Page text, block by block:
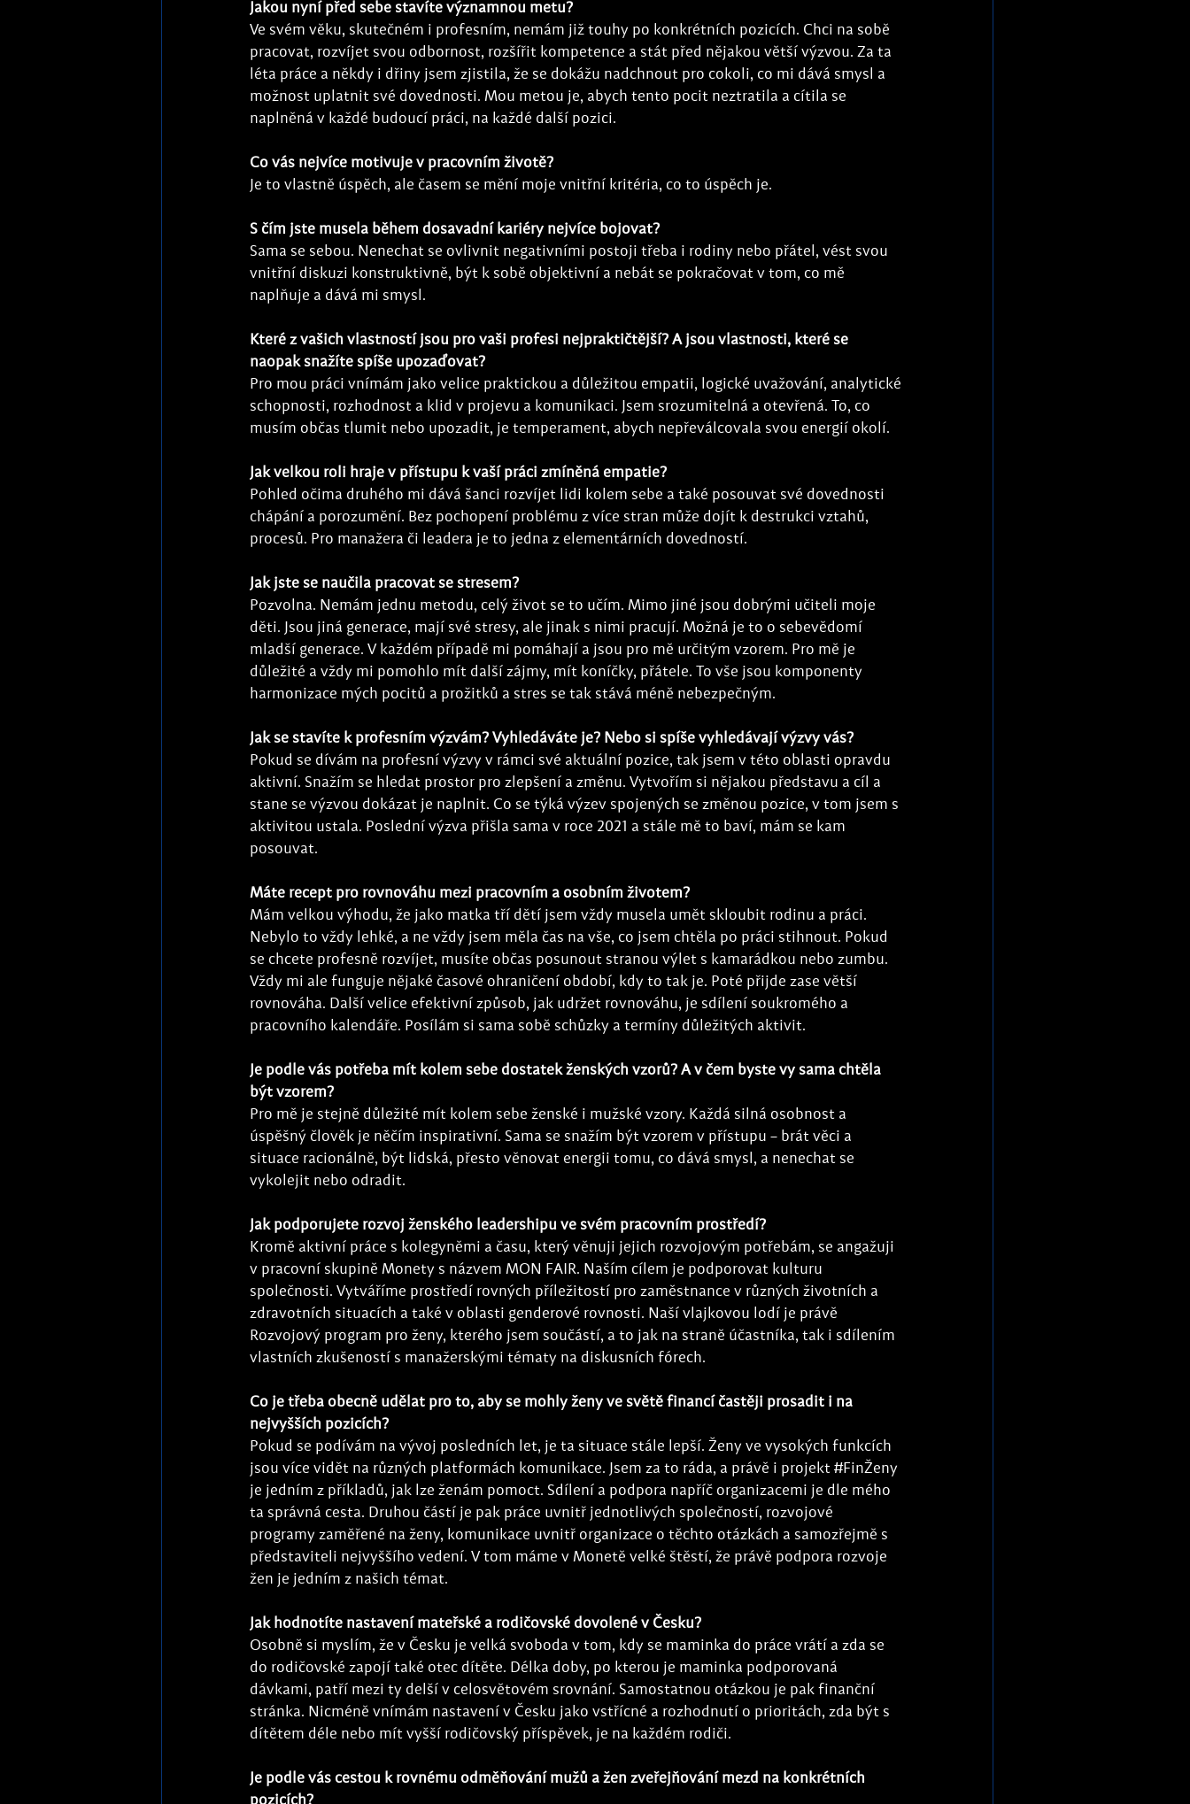
Jakou nyní před sebe stavíte významnou metu?
Ve svém věku, skutečném i profesním, nemám již touhy po konkrétních pozicích. Chci na sobě
pracovat, rozvíjet svou odbornost, rozšířit kompetence a stát před nějakou větší výzvou. Za ta
léta práce a někdy i dřiny jsem zjistila, že se dokážu nadchnout pro cokoli, co mi dává smysl a
možnost uplatnit své dovednosti. Mou metou je, abych tento pocit neztratila a cítila se
naplněná v každé budoucí práci, na každé další pozici.
Co vás nejvíce motivuje v pracovním životě?
Je to vlastně úspěch, ale časem se mění moje vnitřní kritéria, co to úspěch je.
S čím jste musela během dosavadní kariéry nejvíce bojovat?
Sama se sebou. Nenechat se ovlivnit negativními postoji třeba i rodiny nebo přátel, vést svou
vnitřní diskuzi konstruktivně, být k sobě objektivní a nebát se pokračovat v tom, co mě
naplňuje a dává mi smysl.
Které z vašich vlastností jsou pro vaši profesi nejpraktičtější? A jsou vlastnosti, které se
naopak snažíte spíše upozaďovat?
Pro mou práci vnímám jako velice praktickou a důležitou empatii, logické uvažování, analytické
schopnosti, rozhodnost a klid v projevu a komunikaci. Jsem srozumitelná a otevřená. To, co
musím občas tlumit nebo upozadit, je temperament, abych nepřeválcovala svou energií okolí.
Jak velkou roli hraje v přístupu k vaší práci zmíněná empatie?
Pohled očima druhého mi dává šanci rozvíjet lidi kolem sebe a také posouvat své dovednosti
chápání a porozumění. Bez pochopení problému z více stran může dojít k destrukci vztahů,
procesů. Pro manažera či leadera je to jedna z elementárních dovedností.
Jak jste se naučila pracovat se stresem?
Pozvolna. Nemám jednu metodu, celý život se to učím. Mimo jiné jsou dobrými učiteli moje
děti. Jsou jiná generace, mají své stresy, ale jinak s nimi pracují. Možná je to o sebevědomí
mladší generace. V každém případě mi pomáhají a jsou pro mě určitým vzorem. Pro mě je
důležité a vždy mi pomohlo mít další zájmy, mít koníčky, přátele. To vše jsou komponenty
harmonizace mých pocitů a prožitků a stres se tak stává méně nebezpečným.
Jak se stavíte k profesním výzvám? Vyhledáváte je? Nebo si spíše vyhledávají výzvy vás?
Pokud se dívám na profesní výzvy v rámci své aktuální pozice, tak jsem v této oblasti opravdu
aktivní. Snažím se hledat prostor pro zlepšení a změnu. Vytvořím si nějakou představu a cíl a
stane se výzvou dokázat je naplnit. Co se týká výzev spojených se změnou pozice, v tom jsem s
aktivitou ustala. Poslední výzva přišla sama v roce 2021 a stále mě to baví, mám se kam
posouvat.
Máte recept pro rovnováhu mezi pracovním a osobním životem?
Mám velkou výhodu, že jako matka tří dětí jsem vždy musela umět skloubit rodinu a práci.
Nebylo to vždy lehké, a ne vždy jsem měla čas na vše, co jsem chtěla po práci stihnout. Pokud
se chcete profesně rozvíjet, musíte občas posunout stranou výlet s kamarádkou nebo zumbu.
Vždy mi ale funguje nějaké časové ohraničení období, kdy to tak je. Poté přijde zase větší
rovnováha. Další velice efektivní způsob, jak udržet rovnováhu, je sdílení soukromého a
pracovního kalendáře. Posílám si sama sobě schůzky a termíny důležitých aktivit.
Je podle vás potřeba mít kolem sebe dostatek ženských vzorů? A v čem byste vy sama chtěla
být vzorem?
Pro mě je stejně důležité mít kolem sebe ženské i mužské vzory. Každá silná osobnost a
úspěšný člověk je něčím inspirativní. Sama se snažím být vzorem v přístupu – brát věci a
situace racionálně, být lidská, přesto věnovat energii tomu, co dává smysl, a nenechat se
vykolejit nebo odradit.
Jak podporujete rozvoj ženského leadershipu ve svém pracovním prostředí?
Kromě aktivní práce s kolegyněmi a času, který věnuji jejich rozvojovým potřebám, se angažuji
v pracovní skupině Monety s názvem MON FAIR. Naším cílem je podporovat kulturu
společnosti. Vytváříme prostředí rovných příležitostí pro zaměstnance v různých životních a
zdravotních situacích a také v oblasti genderové rovnosti. Naší vlajkovou lodí je právě
Rozvojový program pro ženy, kterého jsem součástí, a to jak na straně účastníka, tak i sdílením
vlastních zkušeností s manažerskými tématy na diskusních fórech.
Co je třeba obecně udělat pro to, aby se mohly ženy ve světě financí častěji prosadit i na
nejvyšších pozicích?
Pokud se podívám na vývoj posledních let, je ta situace stále lepší. Ženy ve vysokých funkcích
jsou více vidět na různých platformách komunikace. Jsem za to ráda, a právě i projekt #FinŽeny
je jedním z příkladů, jak lze ženám pomoct. Sdílení a podpora napříč organizacemi je dle mého
ta správná cesta. Druhou částí je pak práce uvnitř jednotlivých společností, rozvojové
programy zaměřené na ženy, komunikace uvnitř organizace o těchto otázkách a samozřejmě s
představiteli nejvyššího vedení. V tom máme v Monetě velké štěstí, že právě podpora rozvoje
žen je jedním z našich témat.
Jak hodnotíte nastavení mateřské a rodičovské dovolené v Česku?
Osobně si myslím, že v Česku je velká svoboda v tom, kdy se maminka do práce vrátí a zda se
do rodičovské zapojí také otec dítěte. Délka doby, po kterou je maminka podporovaná
dávkami, patří mezi ty delší v celosvětovém srovnání. Samostatnou otázkou je pak finanční
stránka. Nicméně vnímám nastavení v Česku jako vstřícné a rozhodnutí o prioritách, zda být s
dítětem déle nebo mít vyšší rodičovský příspěvek, je na každém rodiči.
Je podle vás cestou k rovnému odměňování mužů a žen zveřejňování mezd na konkrétních
pozicích?